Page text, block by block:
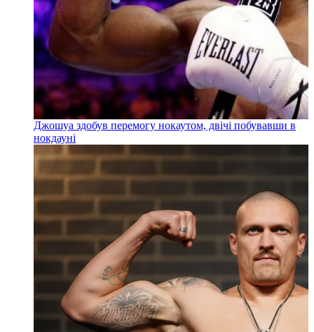
Джошуа здобув перемогу нокаутом, двічі побувавши в
нокдауні